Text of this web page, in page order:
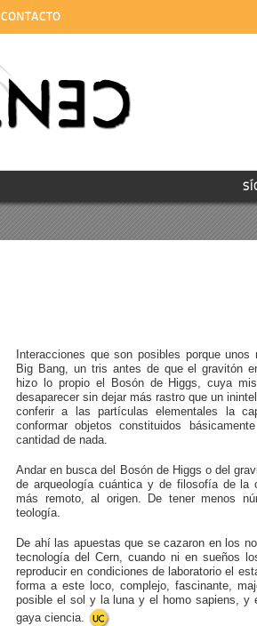
CONTACTO
Interacciones que son posibles porque unos
Big Bang, un tris antes de que el gravitón
hizo lo propio el Bosón de Higgs, cuya
desaparecer sin dejar más rastro que un
conferir a las partículas elementales la
conformar objetos constituidos
cantidad de nada.
Andar en busca del Bosón de Higgs o del
de arqueología cuántica y de filosofía de la
más remoto, al origen. De tener menos
teología.
De ahí las apuestas que se cazaron en los
tecnología del Cern, cuando ni en sueños
reproducir en condiciones de laboratorio el
forma a este loco, complejo, fascinante,
posible el sol y la luna y el homo sapiens, y
gaya ciencia.